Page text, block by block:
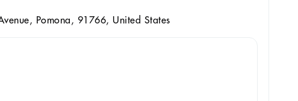
Pomona, 91766, United States